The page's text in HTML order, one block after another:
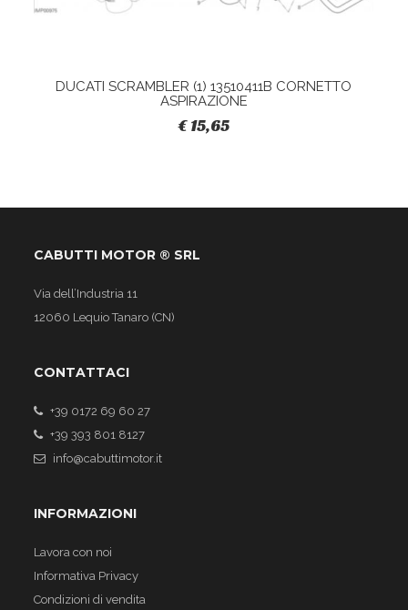
DUCATI SCRAMBLER (1) 13510411B CORNETTO
ASPIRAZIONE
€ 15,65
CABUTTI MOTOR ® SRL
Via dell’Industria 11
12060 Lequio Tanaro (CN)
CONTATTACI
+39 0172 69 60 27
+39 393 801 8127
info@cabuttimotor.it
INFORMAZIONI
Lavora con noi
Informativa Privacy
Condizioni di vendita